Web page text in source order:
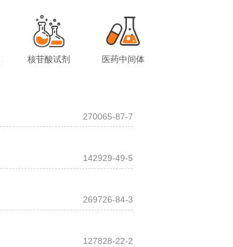
核苷酸试剂 医药中间体
270065-87-7
142929-49-5
269726-84-3
127828-22-2